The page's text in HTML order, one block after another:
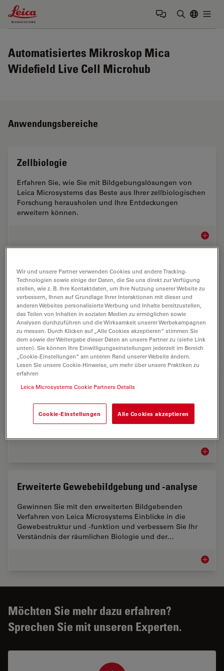
Leica Microsystems Logo
Automatisiertes Mikroskop Mica
Widefield Live Cell Microhub
Anwendungsbereiche
Zellbiologie
Erfahren Sie, wie Sie mit Bildgebungslösungen von
Leica Microsystems das Beste aus Ihrer zellbiologischen
Forschung herausholen und Ihre Entdeckungen
erweitern können.
Zelluläre Analyse
Erweiterte Mikroskopie-Bildgebungslösungen und KI-
gestützte Analysesoftware für die zelluläre Analyse
helfen Forschern, tiefere Einblicke in zelluläre
Funktionen und subzelluläre Strukturen zu…
Biopharma
beschleunigen, die Zellanalyse zu verbessern und die
Erweiterte Gewebebildgebung und -analyse
Gewinnen Sie mit den erweiterten Bildgebenden
Verfahren von Leica Microsystems Einblicke in die
Gewebestruktur und -funktion und verbessern Sie Ihr
Verständnis der räumlichen Biologie und der…
Möchten Sie mehr dazu erfahren?
Sprechen Sie mit unseren Experten.
Wir und unsere Partner verwenden Cookies und andere Tracking-
Technologien sowie einige der Daten, die Sie uns direkt zur Verfügung
stellen, wie z. B. Ihre Kontaktdaten, um Ihre Nutzung unserer Website zu
verbessern, Ihnen auf Grundlage Ihrer Interaktionen mit dieser und
anderen Websites personalisierte Werbung und Inhalte bereitzustellen,
das Teilen von Inhalten in sozialen Medien zu ermöglichen sowie
Analysen durchzuführen und die Wirksamkeit unserer Werbekampagnen
zu messen. Durch Klicken auf „Alle Cookies akzeptieren“ stimmen Sie
dem sowie der Weitergabe dieser Daten an unsere Partner zu (siehe Link
unten). Sie können Ihre Einwilligungseinstellungen jederzeit im Bereich
„Cookie-Einstellungen“ am unteren Rand unserer Website ändern.
Lesen Sie unsere Cookie-Hinweise, um mehr über unsere Praktiken zu
erfahren
Leica Microsystems Cookie Partners Details
Cookie-Einstellungen Alle Cookies akzeptieren